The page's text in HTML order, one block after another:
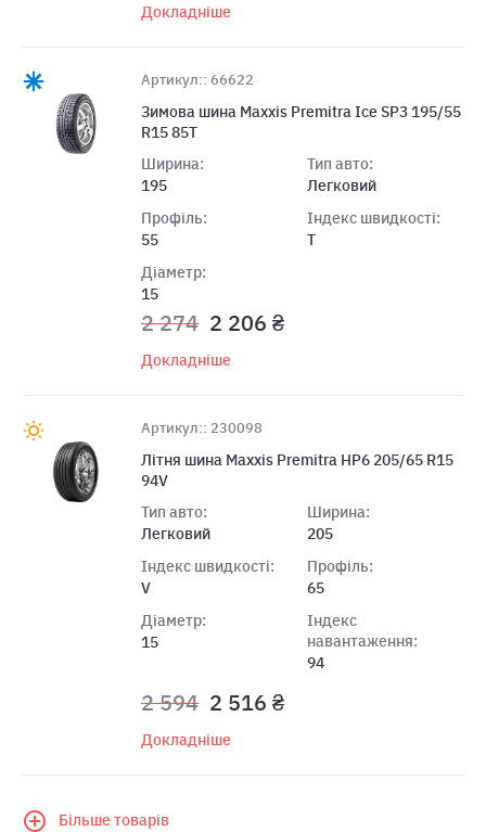
Докладніше
Артикул:: 66622
Зимова шина Maxxis Premitra Ice SP3 195/55
R15 85T
Ширина:
195
Профіль:
55
Діаметр:
15
Тип авто:
Легковий
Індекс швидкості:
T
2 274 2 206 ₴
Докладніше
Артикул:: 230098
Літня шина Maxxis Premitra HP6 205/65 R15
94V
Тип авто:
Легковий
Індекс швидкості:
V
Діаметр:
15
Ширина:
205
Профіль:
65
Індекс
навантаження:
94
2 594 2 516 ₴
Докладніше
Більше товарів